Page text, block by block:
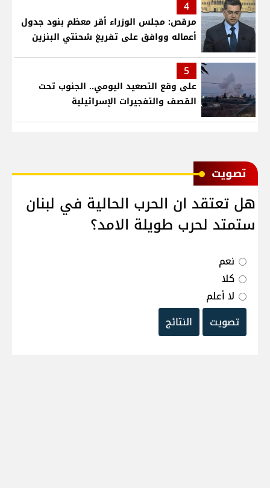
4
مرقص: مجلس الوزراء أقر معظم بنود جدول
أعماله ووافق على تفريغ شحنتي البنزين
5
على وقع التصعيد اليومي.. الجنوب تحت
القصف والتفجيرات الإسرائيلية
ﺗﺼﻮﻳﺖ
هل تعتقد ان الحرب الحالية في لبنان
ستمتد لحرب طويلة الامد؟
نعم
كلا
لا أعلم
تصويت
النتائج